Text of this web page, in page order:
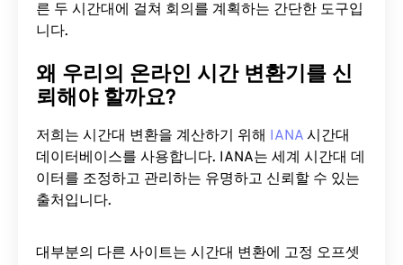
른 두 시간대에 걸쳐 회의를 계획하는 간단한 도구입
니다.
왜 우리의 온라인 시간 변환기를 신
뢰해야 할까요?
저희는 시간대 변환을 계산하기 위해 IANA 시간대
데이터베이스를 사용합니다. IANA는 세계 시간대 데
이터를 조정하고 관리하는 유명하고 신뢰할 수 있는
출처입니다.
대부분의 다른 사이트는 시간대 변환에 ​​고정 오프셋